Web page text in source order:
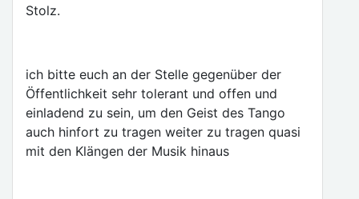
Stolz.
ich bitte euch an der Stelle gegenüber der
Öffentlichkeit sehr tolerant und offen und
einladend zu sein, um den Geist des Tango
auch hinfort zu tragen weiter zu tragen quasi
mit den Klängen der Musik hinaus